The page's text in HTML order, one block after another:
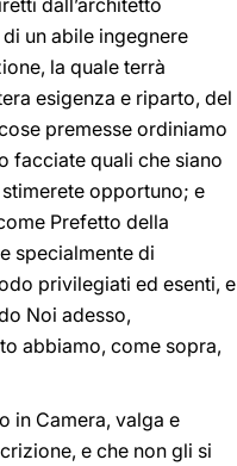
dall’architetto
un abile ingegnere
la quale terrà
esigenza e riparto, del
premesse ordiniamo
facciate quali che siano
opportuno; e
Prefetto della
specialmente di
privilegiati ed esenti, e
Noi adesso,
abbiamo, come sopra,
in Camera, valga e
e che non gli si